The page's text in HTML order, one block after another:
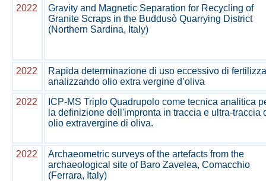
2022
Gravity and Magnetic Separation for Recycling of
Granite Scraps in the Buddusò Quarrying District
(Northern Sardina, Italy)
2022
Rapida determinazione di uso eccessivo di
analizzando olio extra vergine d’oliva
2022
ICP-MS Triplo Quadrupolo come tecnica analitica
la definizione dell'impronta in traccia e ultra-traccia
olio extravergine di oliva.
2022
Archaeometric surveys of the artefacts from the
archaeological site of Baro Zavelea, Comacchio
(Ferrara, Italy)